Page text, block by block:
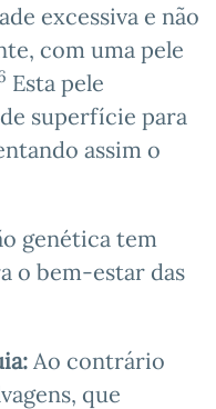
excessiva e não
com uma pele
Esta pele
superfície para
assim o
genética tem
o bem-estar das
Ao contrário
que